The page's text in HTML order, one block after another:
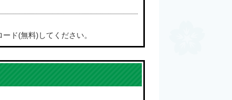
ード(無料)してください。